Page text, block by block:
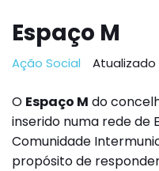
Espaço M
Ação Social Atualizado
O Espaço M do
inserido numa rede de
Comunidade
propósito de